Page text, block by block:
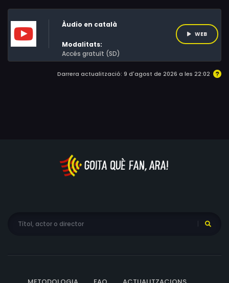
Àudio en català
Modalitats:
Accés gratuït (SD)
WEB
Darrera actualització: 9 d'agost de 2026 a les 22:02